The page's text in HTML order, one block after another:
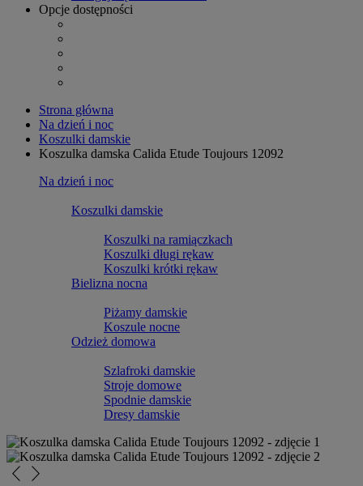
Opcje dostępności
Strona główna
Na dzień i noc
Koszulki damskie
Koszulka damska Calida Etude Toujours 12092
Na dzień i noc
Koszulki damskie
Koszulki na ramiączkach
Koszulki długi rękaw
Koszulki krótki rękaw
Bielizna nocna
Piżamy damskie
Koszule nocne
Odzież domowa
Szlafroki damskie
Stroje domowe
Spodnie damskie
Dresy damskie
arrow_back_ios_new arrow_forward_ios